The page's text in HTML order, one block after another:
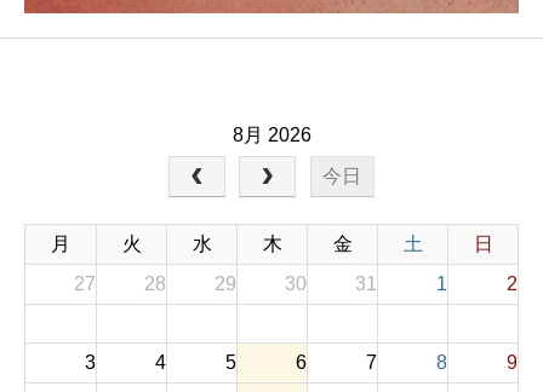
8月 2026
今日
月 火 水 木 金 土
日
27
28 29 30 31 1 2
3 4 5 6 7 8 9